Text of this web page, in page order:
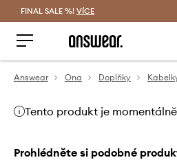
FINAL SALE %! VÍCE
Answear Ona Doplňky
Tento produkt je
Prohlédněte si podobné